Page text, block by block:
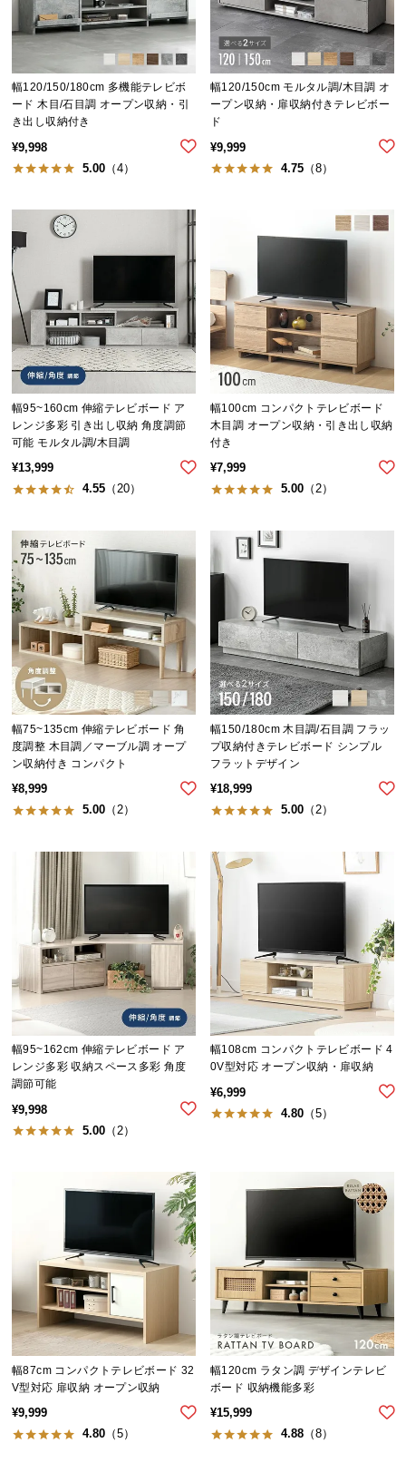
リ
テ
イ
か
ら
イ
リ
ア
ー
デ
ィ
ネ
ー
か
探
す
シ
ョ
ッ
ピ
ン
グ
ガ
イ
い
に
つ
い
配
送
商
品
の
配
送
に
つ
い
て
幅120/150/180cm 多機能テレビボ
ード 木目/石目調 オープン収納・引
き出し収納付き
¥9,998
5.00 （4）
幅120/150cm モルタル調/木目調 オ
ープン収納・扉収納付きテレビボー
ド
¥9,999
4.75 （8）
幅95~160cm 伸縮テレビボード ア
レンジ多彩 引き出し収納 角度調節
可能 モルタル調/木目調
¥13,999
4.55 （20）
幅100cm コンパクトテレビボード
木目調 オープン収納・引き出し収納
付き
¥7,999
5.00 （2）
幅75~135cm 伸縮テレビボード 角
度調整 木目調／マーブル調 オープ
ン収納付き コンパクト
¥8,999
5.00 （2）
幅150/180cm 木目調/石目調 フラッ
プ収納付きテレビボード シンプル
フラットデザイン
¥18,999
5.00 （2）
幅95~162cm 伸縮テレビボード ア
レンジ多彩 収納スペース多彩 角度
調節可能
¥9,998
5.00 （2）
幅108cm コンパクトテレビボード 4
0V型対応 オープン収納・扉収納
¥6,999
4.80 （5）
幅87cm コンパクトテレビボード 32
V型対応 扉収納 オープン収納
¥9,999
4.80 （5）
幅120cm ラタン調 デザインテレビ
ボード 収納機能多彩
¥15,999
4.88 （8）